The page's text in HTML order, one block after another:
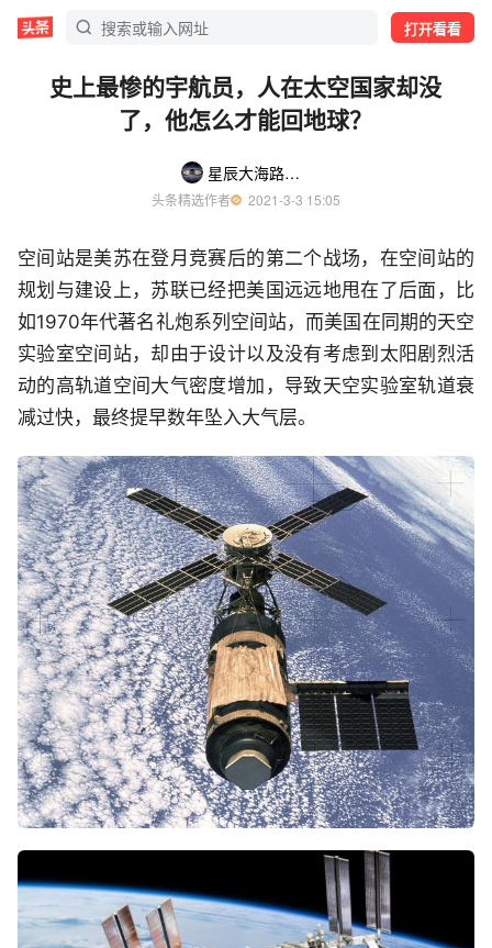
打开看看
史上最惨的宇航员，人在太空国家却没
了，他怎么才能回地球？
星辰大海路上的种花家
头条精选作者
  2021-3-3 15:05
空间站是美苏在登月竞赛后的第二个战场，在空间站的
规划与建设上，苏联已经把美国远远地甩在了后面，比
如1970年代著名礼炮系列空间站，而美国在同期的天空
实验室空间站，却由于设计以及没有考虑到太阳剧烈活
动的高轨道空间大气密度增加，导致天空实验室轨道衰
减过快，最终提早数年坠入大气层。